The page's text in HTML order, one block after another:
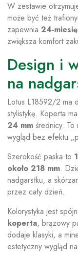
W zestawie
może być też
zapewnia 24-
zwiększa komfort
Design i
na
Lotus L18592/2 ma
stylistykę. Koperta
24 mm średnicy.
wygląd bez efektu
Szerokość paska to
około 218 mm.
nadgarstku, a
przez cały dzień.
Kolorystyka jest
koperta, brązowy
dodaje klasyki, a
estetyczny wygląd